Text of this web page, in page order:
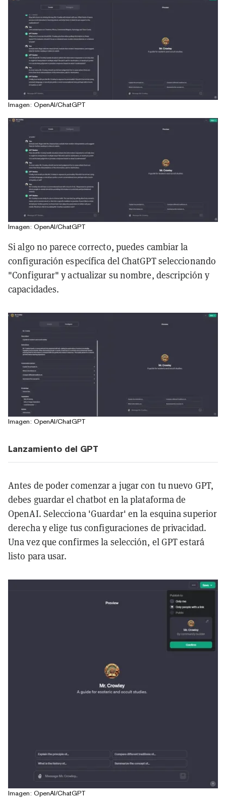
Imagen: OpenAI/ChatGPT
Imagen: OpenAI/ChatGPT
Si algo no parece correcto, puedes cambiar la
configuración específica del ChatGPT seleccionando
"Configurar" y actualizar su nombre, descripción y
capacidades.
Imagen: OpenAI/ChatGPT
Lanzamiento del GPT
Antes de poder comenzar a jugar con tu nuevo GPT,
debes guardar el chatbot en la plataforma de
OpenAI. Selecciona 'Guardar' en la esquina superior
derecha y elige tus configuraciones de privacidad.
Una vez que confirmes la selección, el GPT estará
listo para usar.
Imagen: OpenAI/ChatGPT